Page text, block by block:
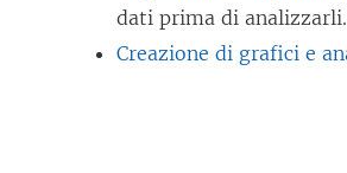
dati prima di analizzarli.
Creazione di grafici e